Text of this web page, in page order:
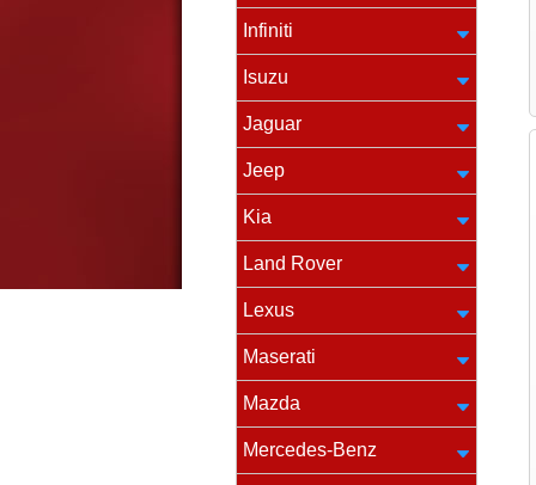
Infiniti
Isuzu
Jaguar
Jeep
Kia
Land Rover
Lexus
Maserati
Mazda
Mercedes-Benz